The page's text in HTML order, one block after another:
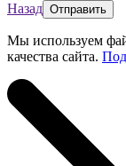
Назад
Мы используем
качества сайта.